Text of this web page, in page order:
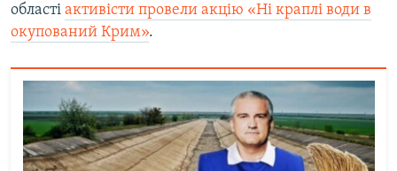
області активісти провели акцію «Ні краплі води в
окупований Крим».